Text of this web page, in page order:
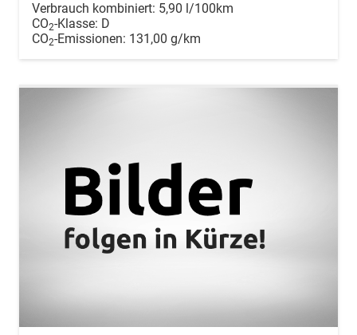
Verbrauch kombiniert: 5,90 l/100km
CO2-Klasse: D
CO2-Emissionen: 131,00 g/km